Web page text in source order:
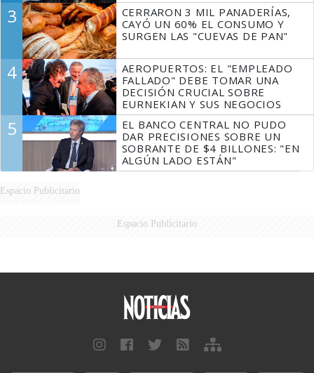
3
CERRARON 3 MIL PANADERÍAS,
CAYÓ UN 60% EL CONSUMO Y
SURGEN LAS "CUEVAS DE PAN"
4
AEROPUERTOS: EL "EMPLEADO
FALLADO" DEBE TOMAR UNA
DECISIÓN CRUCIAL SOBRE
EURNEKIAN Y SUS NEGOCIOS
5
EL BANCO CENTRAL NO PUDO
DAR PRECISIONES SOBRE UN
SOBRANTE DE $4 BILLONES: "EN
ALGÚN LADO ESTÁN"
Espacio Publicitario
Espacio Publicitario